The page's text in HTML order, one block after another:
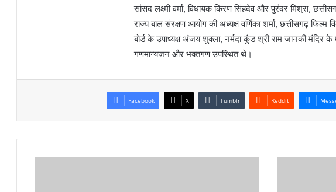
सांसद लक्ष्मी वर्मा, विधायक किरण सिंहदेव और पुरंदर मिश्रा,
राज्य बाल संरक्षण आयोग की अध्यक्ष वर्णिका शर्मा, छत्तीसगढ़
बोर्ड के उपाध्यक्ष अंजय शुक्ला, नर्मदा कुंड श्री राम जानकी मंदिर
गणमान्यजन और भक्तगण उपस्थित थे।
Facebook X Tumblr Reddit